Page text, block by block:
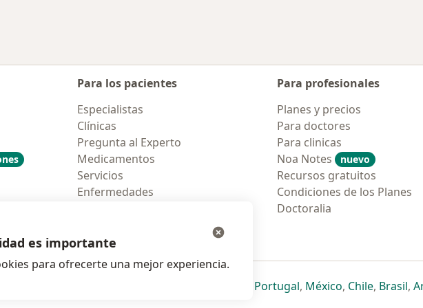
Para los pacientes
Especialistas
Clínicas
Pregunta al Experto
Medicamentos
Servicios
Enfermedades
Para profesionales
Planes y precios
Para doctores
Para clinicas
Noa Notes
nuevo
Recursos gratuitos
Condiciones de los Planes
Doctoralia
se abre en una nueva pestaña
se abre en una nueva pestaña
se abre en una nueva pestaña
se abre en una nueva pestaña
Portugalse abre en una nueva
, Méxicose abre en una
, Chilese abre
, Brasilse
,
es importante
para ofrecerte una mejor experiencia.